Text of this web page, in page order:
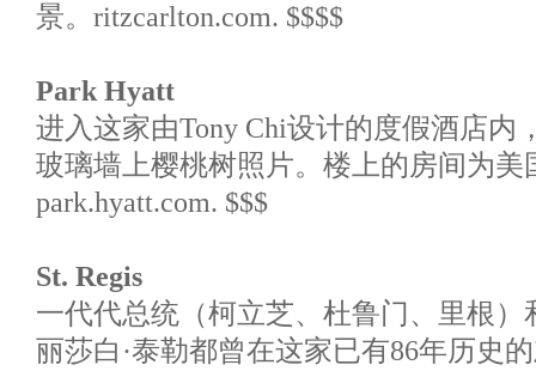
景。ritzcarlton.com. $$$$
Park Hyatt
进入这家由Tony Chi设计的度假酒店内
玻璃墙上樱桃树照片。楼上的房间为美
park.hyatt.com. $$$
St. Regis
一代代总统（柯立芝、杜鲁门、里根）
丽莎白·泰勒都曾在这家已有86年历史